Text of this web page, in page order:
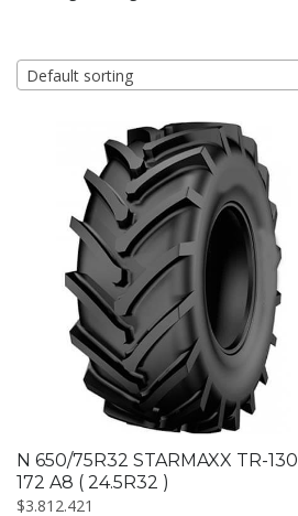
Default sorting
N 650/75R32 STARMAXX TR-130
172 A8 ( 24.5R32 )
$3.812.421